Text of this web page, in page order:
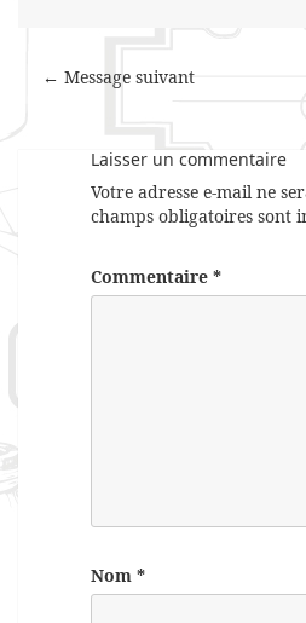
← Message suivant
Laisser un commentaire
Votre adresse e-mail ne
champs obligatoires sont
Commentaire *
Nom *